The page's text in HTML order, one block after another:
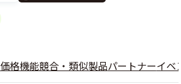
価格機能競合・類似製品パートナーイベ